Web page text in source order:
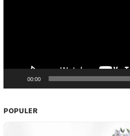
00:00
POPULER